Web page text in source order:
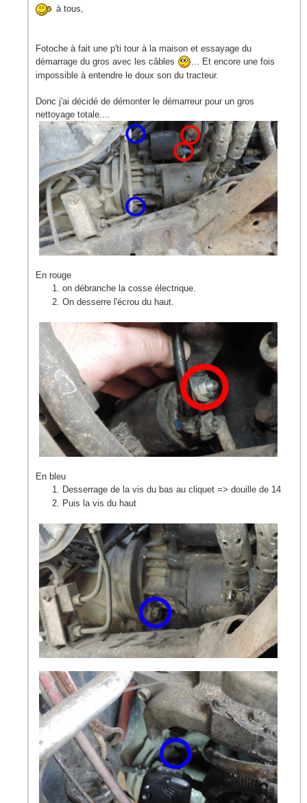
à tous,
Fotoche à fait une p'ti tour à la maison et essayage du
démarrage du gros avec les câbles
... Et encore une fois
impossible à entendre le doux son du tracteur.
Donc j'ai décidé de démonter le démarreur pour un gros
nettoyage totale....
En rouge
on débranche la cosse électrique.
On desserre l'écrou du haut.
En bleu
Desserrage de la vis du bas au cliquet => douille de 14
Puis la vis du haut